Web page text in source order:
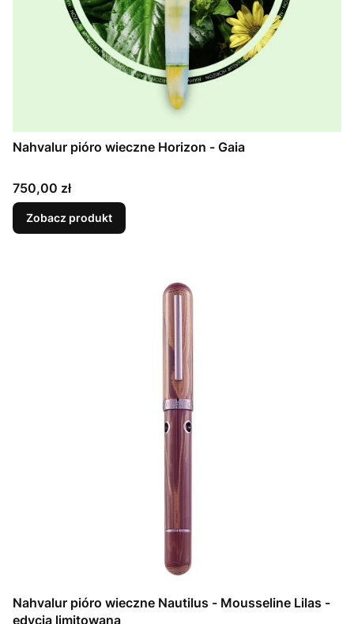
Nahvalur pióro wieczne Horizon - Gaia
Cena
750,00 zł
Zobacz produkt
Nahvalur pióro wieczne Nautilus - Mousseline Lilas -
edycja limitowana